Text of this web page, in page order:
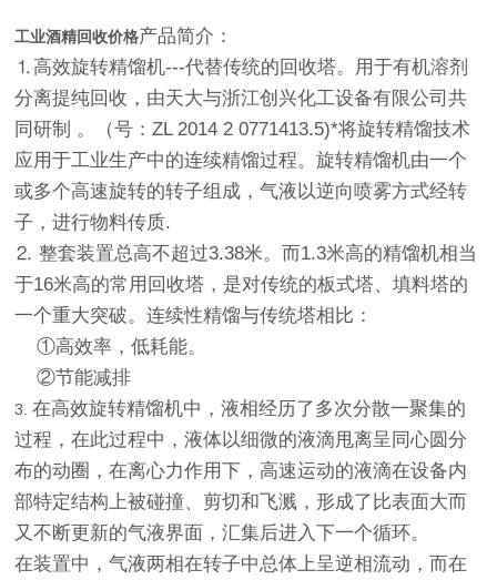
工业酒精回收价格产品简介：
⒈高效旋转精馏机---代替传统的回收塔。用于有机溶剂
分离提纯回收，由天大与浙江创兴化工设备有限公司共
同研制 。（号：ZL 2014 2 0771413.5)*将旋转精馏技术
应用于工业生产中的连续精馏过程。旋转精馏机由一个
或多个高速旋转的转子组成，气液以逆向喷雾方式经转
子，进行物料传质.
⒉ 整套装置总高不超过3.38米。而1.3米高的精馏机相当
于16米高的常用回收塔，是对传统的板式塔、填料塔的
一个重大突破。连续性精馏与传统塔相比：
①高效率，低耗能。
②节能减排
3.在高效旋转精馏机中，液相经历了多次分散一聚集的
过程，在此过程中，液体以细微的液滴甩离呈同心圆分
布的动圈，在离心力作用下，高速运动的液滴在设备内
部特定结构上被碰撞、剪切和飞溅，形成了比表面大而
又不断更新的气液界面，汇集后进入下一个循环。
在装置中，气液两相在转子中总体上呈逆相流动，而在